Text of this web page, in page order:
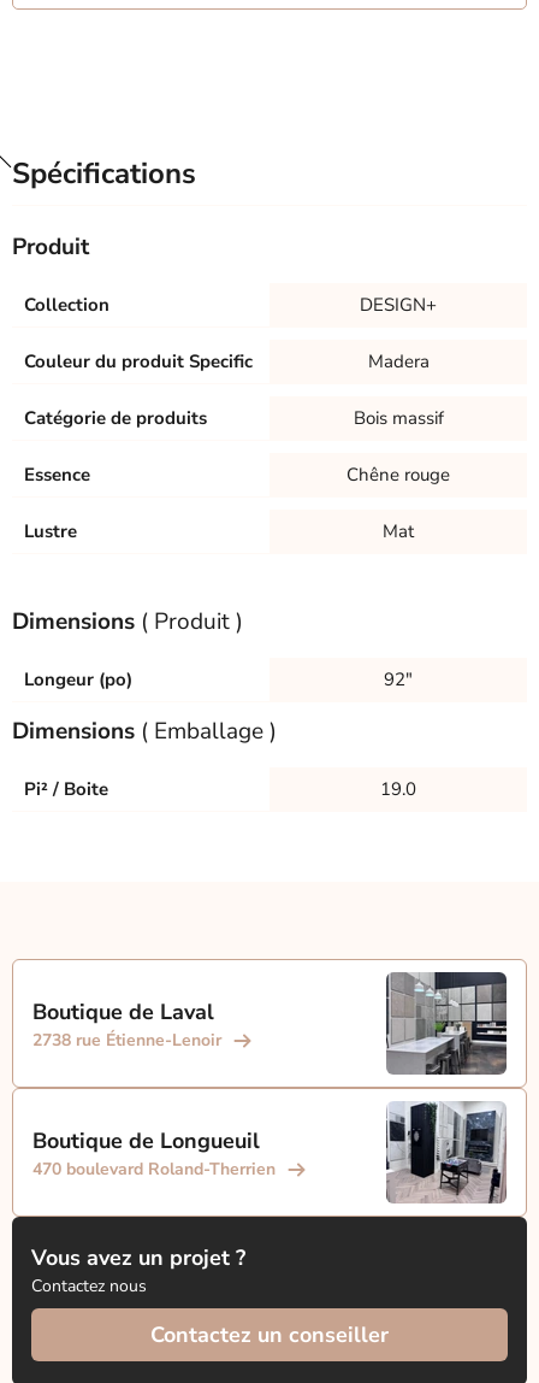
Spécifications
Produit
Collection DESIGN+
Couleur du produit Specific Madera
Catégorie de produits Bois massif
Essence Chêne rouge
Lustre Mat
Dimensions ( Produit )
Longeur (po) 92"
Dimensions ( Emballage )
Pi² / Boite 19.0
Boutique de Laval
2738 rue Étienne-Lenoir
Boutique de Longueuil
470 boulevard Roland-Therrien
Vous avez un projet ?
Contactez nous
Contactez un conseiller